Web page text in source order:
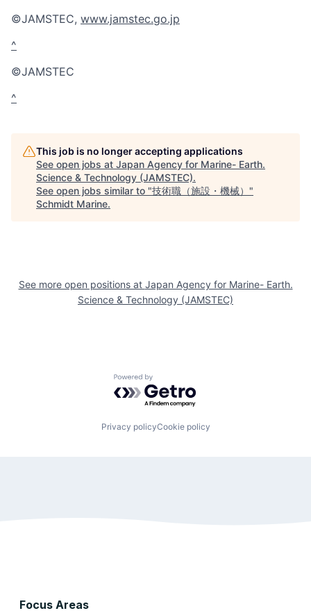
©JAMSTEC, www.jamstec.go.jp
^
©JAMSTEC
^
This job is no longer accepting applications
See open jobs at Japan Agency for Marine- Earth.
Science & Technology (JAMSTEC).
See open jobs similar to "技術職（施設・機械） "
Schmidt Marine.
See more open positions at Japan Agency for Marine- Earth.
Science & Technology (JAMSTEC)
Powered by Getro.com
Privacy policyCookie policy
Focus Areas